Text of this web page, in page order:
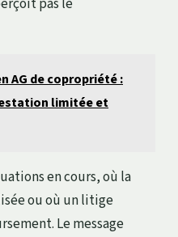
pas le
AG de copropriété :
limitée et
en cours, où la
ou où un litige
Le message